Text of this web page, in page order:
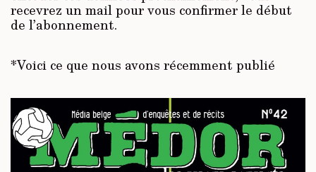
recevrez un mail pour vous confirmer le début
de l’abonnement.
*Voici ce que nous avons récemment publié